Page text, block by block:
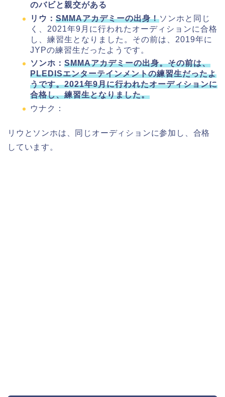
のバビと親交がある
リウ： SMMAアカデミーの出身！ソンホと同じ
く、2021年9月に行われたオーディションに合格
し、練習生となりました。その前は、2019年に
JYPの練習生だったようです。
ソンホ： SMMAアカデミーの出身。その前は、
PLEDISエンターテインメントの練習生だったよ
うです。2021年9月に行われたオーディションに
合格し、練習生となりました。
ウナク：
リウとソンホは、同じオーディションに参加し、合格
しています。